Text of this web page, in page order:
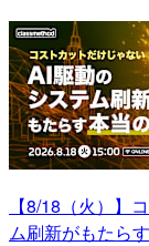
【8/18（火）】
ム刷新がもたら